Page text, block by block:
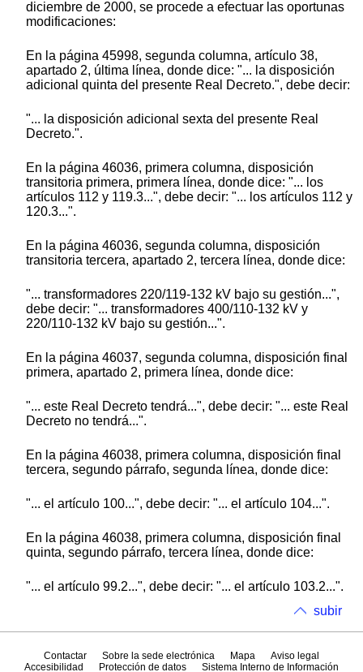
diciembre de 2000, se procede a efectuar las oportunas
modificaciones:
En la página 45998, segunda columna, artículo 38,
apartado 2, última línea, donde dice: "... la disposición
adicional quinta del presente Real Decreto.", debe decir:
"... la disposición adicional sexta del presente Real
Decreto.".
En la página 46036, primera columna, disposición
transitoria primera, primera línea, donde dice: "... los
artículos 112 y 119.3...", debe decir: "... los artículos 112 y
120.3...".
En la página 46036, segunda columna, disposición
transitoria tercera, apartado 2, tercera línea, donde dice:
"... transformadores 220/119-132 kV bajo su gestión...",
debe decir: "... transformadores 400/110-132 kV y
220/110-132 kV bajo su gestión...".
En la página 46037, segunda columna, disposición final
primera, apartado 2, primera línea, donde dice:
"... este Real Decreto tendrá...", debe decir: "... este Real
Decreto no tendrá...".
En la página 46038, primera columna, disposición final
tercera, segundo párrafo, segunda línea, donde dice:
"... el artículo 100...", debe decir: "... el artículo 104...".
En la página 46038, primera columna, disposición final
quinta, segundo párrafo, tercera línea, donde dice:
"... el artículo 99.2...", debe decir: "... el artículo 103.2...".
subir
Contactar Sobre la sede electrónica Mapa
Aviso legal
Accesibilidad
Protección de datos Sistema Interno de Información